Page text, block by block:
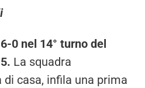
0 nel 14° turno del
La squadra
di casa, infila una prima